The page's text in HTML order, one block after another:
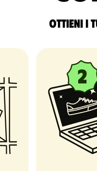
Ottieni i